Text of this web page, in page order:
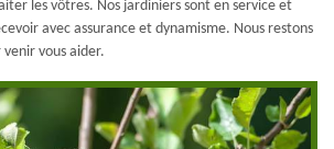
les vôtres. Nos jardiniers sont en service et
avec assurance et dynamisme. Nous restons
vous aider.